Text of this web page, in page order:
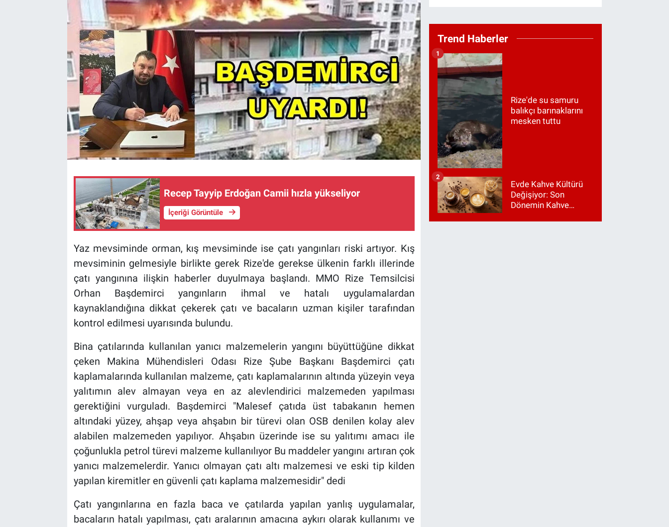
Recep Tayyip Erdoğan Camii hızla yükseliyor
İçeriği Görüntüle
Yaz mevsiminde orman, kış mevsiminde ise çatı yangınları riski artıyor. Kış
mevsiminin gelmesiyle birlikte gerek Rize'de gerekse ülkenin farklı illerinde
çatı yangınına ilişkin haberler duyulmaya başlandı. MMO Rize Temsilcisi
Orhan Başdemirci yangınların ihmal ve hatalı uygulamalardan
kaynaklandığına dikkat çekerek çatı ve bacaların uzman kişiler tarafından
kontrol edilmesi uyarısında bulundu.
Bina çatılarında kullanılan yanıcı malzemelerin yangını büyüttüğüne dikkat
çeken Makina Mühendisleri Odası Rize Şube Başkanı Başdemirci çatı
kaplamalarında kullanılan malzeme, çatı kaplamalarının altında yüzeyin veya
yalıtımın alev almayan veya en az alevlendirici malzemeden yapılması
gerektiğini vurguladı. Başdemirci "Malesef çatıda üst tabakanın hemen
altındaki yüzey, ahşap veya ahşabın bir türevi olan OSB denilen kolay alev
alabilen malzemeden yapılıyor. Ahşabın üzerinde ise su yalıtımı amacı ile
çoğunlukla petrol türevi malzeme kullanılıyor Bu maddeler yangını artıran çok
yanıcı malzemelerdir. Yanıcı olmayan çatı altı malzemesi ve eski tip kilden
yapılan kiremitler en güvenli çatı kaplama malzemesidir" dedi
Çatı yangınlarına en fazla baca ve çatılarda yapılan yanlış uygulamalar,
bacaların hatalı yapılması, çatı aralarının amacına aykırı olarak kullanımı ve
Trend Haberler
Rize'de su samuru
balıkçı barınaklarını
mesken tuttu
1
Evde Kahve Kültürü
Değişiyor: Son
Dönemin Kahve
2